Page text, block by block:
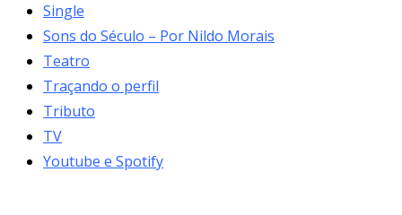
Single
Sons do Século – Por Nildo Morais
Teatro
Traçando o perfil
Tributo
TV
Youtube e Spotify